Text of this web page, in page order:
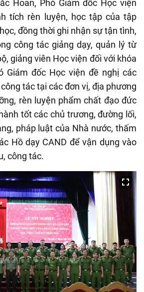
Hoan, Phó Giám đốc Học viện
tích rèn luyện, học tập của tập
đồng thời ghi nhận sự tận tình,
công tác giảng dạy, quản lý từ
giảng viên Học viện đối với khóa
Giám đốc Học viện đề nghị các
tác tại các đơn vị, địa phương
rèn luyện phẩm chất đạo đức
tốt các chủ trương, đường lối,
pháp luật của Nhà nước, thấm
Hồ dạy CAND để vận dụng vào
công tác.